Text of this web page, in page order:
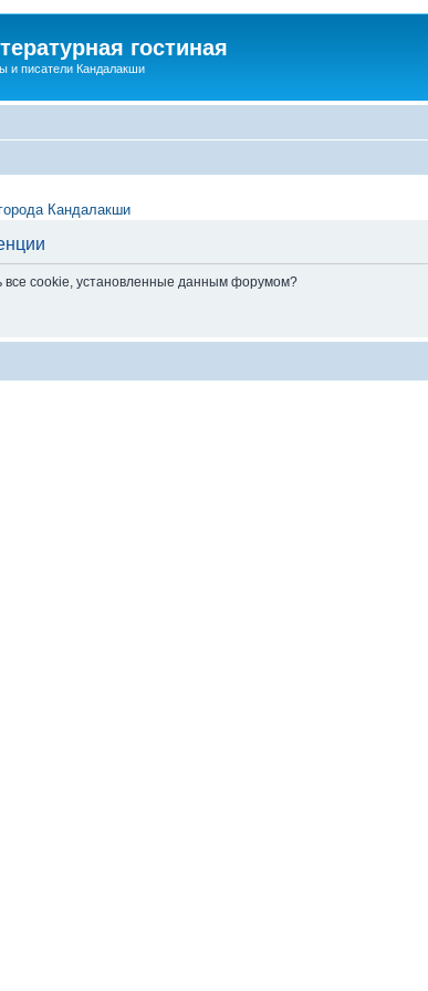
гостиная
и писатели Кандалакши
Кандалакши
все cookie, установленные данным форумом?